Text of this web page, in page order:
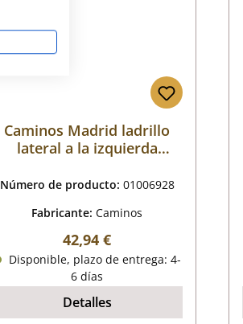
Caminos Madrid ladrillo
lateral a la izquierda
Número de producto: 01006928
Fabricante:Caminos
Precio normal:
42,94 €
Disponible, plazo de entrega: 4-
6 días
Detalles